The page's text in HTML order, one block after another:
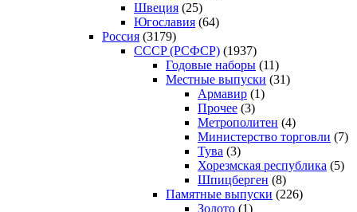
Швеция (25)
Югославия (64)
Россия (3179)
CCCP (РСФСР) (1937)
Годовые наборы (11)
Местные выпуски (31)
Армавир (1)
Прочее (3)
Метрополитен (4)
Министерство торговли (7)
Тува (3)
Хорезмская республика (5)
Шпицберген (8)
Памятные выпуски (226)
Золото (1)